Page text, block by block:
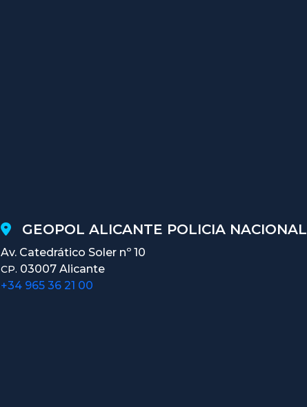
GEOPOL ALICANTE POLICIA NACIONAL
Av. Catedrático Soler nº 10
CP. 03007 Alicante
+34 965 36 21 00